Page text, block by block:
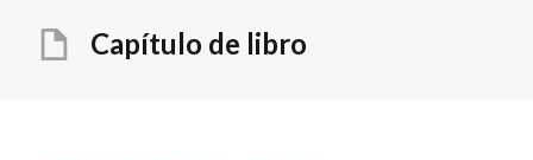
Capítulo de libro